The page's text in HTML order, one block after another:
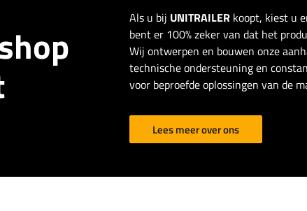
Als u bij UNITRAILER koopt, kiest u
bent er 100% zeker van dat het
Wij ontwerpen en bouwen onze
technische ondersteuning en
voor beproefde oplossingen van de
Lees meer over ons